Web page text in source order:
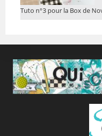
Tuto n°3 pour la Box de